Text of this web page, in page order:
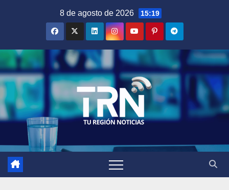
8 de agosto de 2026 15:19